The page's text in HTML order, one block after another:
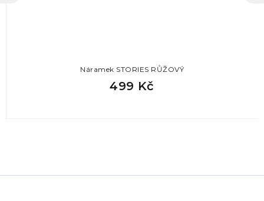
Náramek STORIES RŮŽOVÝ
499 Kč